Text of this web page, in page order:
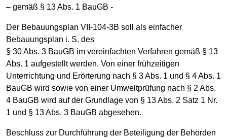
– gemäß § 13 Abs. 1 BauGB -
Der Bebauungsplan VII-104-3B soll als einfacher
Bebauungsplan i. S. des
§ 30 Abs. 3 BauGB im vereinfachten Verfahren gemäß § 13
Abs. 1 aufgestellt werden. Von einer frühzeitigen
Unterrichtung und Erörterung nach § 3 Abs. 1 und § 4 Abs. 1
BauGB wird sowie von einer Umweltprüfung nach § 2 Abs.
4 BauGB wird auf der Grundlage von § 13 Abs. 2 Satz 1 Nr.
1 und § 13 Abs. 3 BauGB abgesehen.
Beschluss zur Durchführung der Beteiligung der Behörden